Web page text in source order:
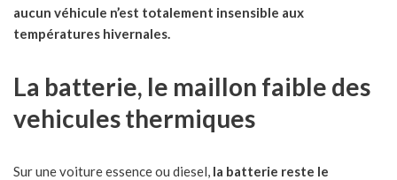
aucun véhicule n’est totalement insensible aux
températures hivernales.
La batterie, le maillon faible des
vehicules thermiques
Sur une voiture essence ou diesel, la batterie reste le